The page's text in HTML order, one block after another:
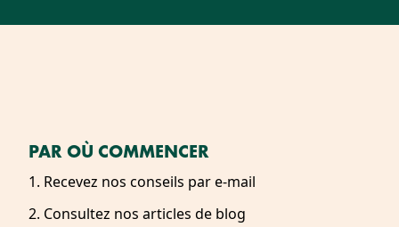
PAR OÙ COMMENCER
1. Recevez nos conseils par e-mail
2. Consultez nos articles de blog